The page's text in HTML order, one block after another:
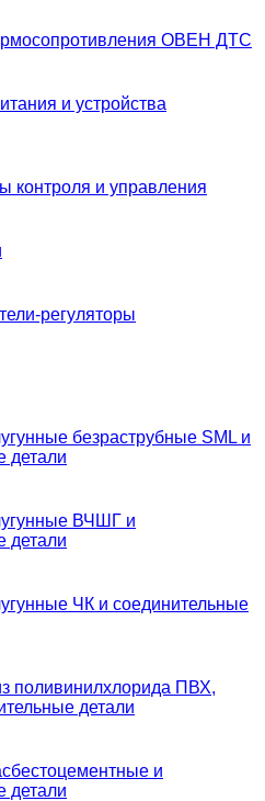
ОВЕН ДТС
и устройства
контроля и управления
регуляторы
безраструбные SML и
детали
ВЧШГ и
детали
ЧК и соединительные
поливинилхлорида ПВХ,
детали
и
детали